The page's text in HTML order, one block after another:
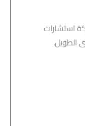
استشارات